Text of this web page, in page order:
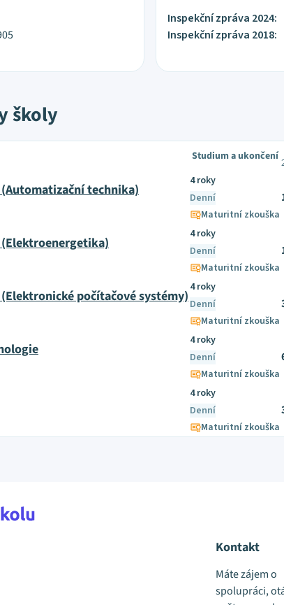
Inspekční zpráva 2024:
Inspekční zpráva 2018:
školy
Studium a ukončení
technika)
4 roky
Denní
Maturitní zkouška
4 roky
Denní
Maturitní zkouška
počítačové systémy)
4 roky
Denní
Maturitní zkouška
4 roky
Denní
Maturitní zkouška
4 roky
Denní
Maturitní zkouška
Kontakt
Máte zájem o
spolupráci,